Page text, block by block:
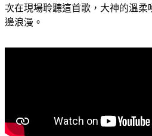
次在現場聆聽這首歌，大神的溫柔
邊浪漫。